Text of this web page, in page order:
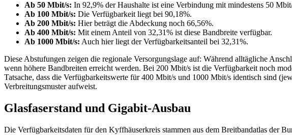
Ab 50 Mbit/s: In 92,9% der Haushalte ist eine Verbindung mit mindestens 50
Ab 100 Mbit/s: Die Verfügbarkeit liegt bei 90,18%.
Ab 200 Mbit/s: Hier beträgt die Abdeckung noch 66,56%.
Ab 400 Mbit/s: Mit einem Anteil von 32,31% ist diese Bandbreite verfügbar.
Ab 1000 Mbit/s: Auch hier liegt der Verfügbarkeitsanteil bei 32,31%.
Diese Abstufungen zeigen die regionale Versorgungslage auf: Während alltägliche
wenn höhere Bandbreiten erreicht werden. Bei 200 Mbit/s ist die Verfügbarkeit noch
Tatsache, dass die Verfügbarkeitswerte für 400 Mbit/s und 1000 Mbit/s identisch sind
Verbreitungsmuster aufweist.
Glasfaserstand und Gigabit-Ausbau
Die Verfügbarkeitsdaten für den Kyffhäuserkreis stammen aus dem Breitbandatlas der